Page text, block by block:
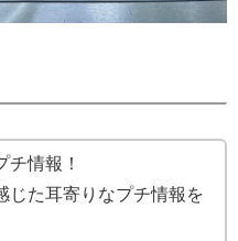
チ情報！
じた耳寄りなプチ情報を